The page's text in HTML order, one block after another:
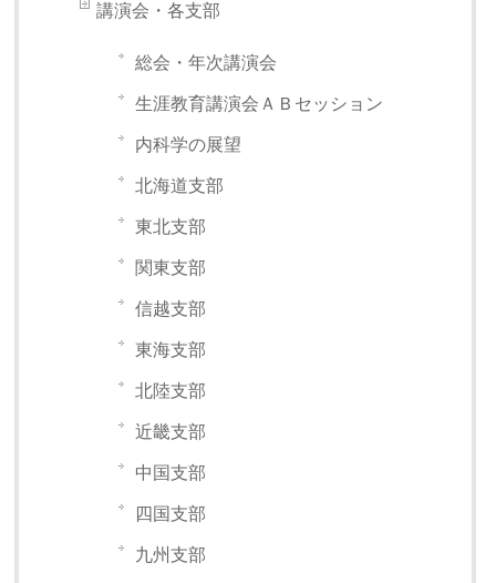
講演会・各支部
総会・年次講演会
生涯教育講演会ＡＢセッション
内科学の展望
北海道支部
東北支部
関東支部
信越支部
東海支部
北陸支部
近畿支部
中国支部
四国支部
九州支部